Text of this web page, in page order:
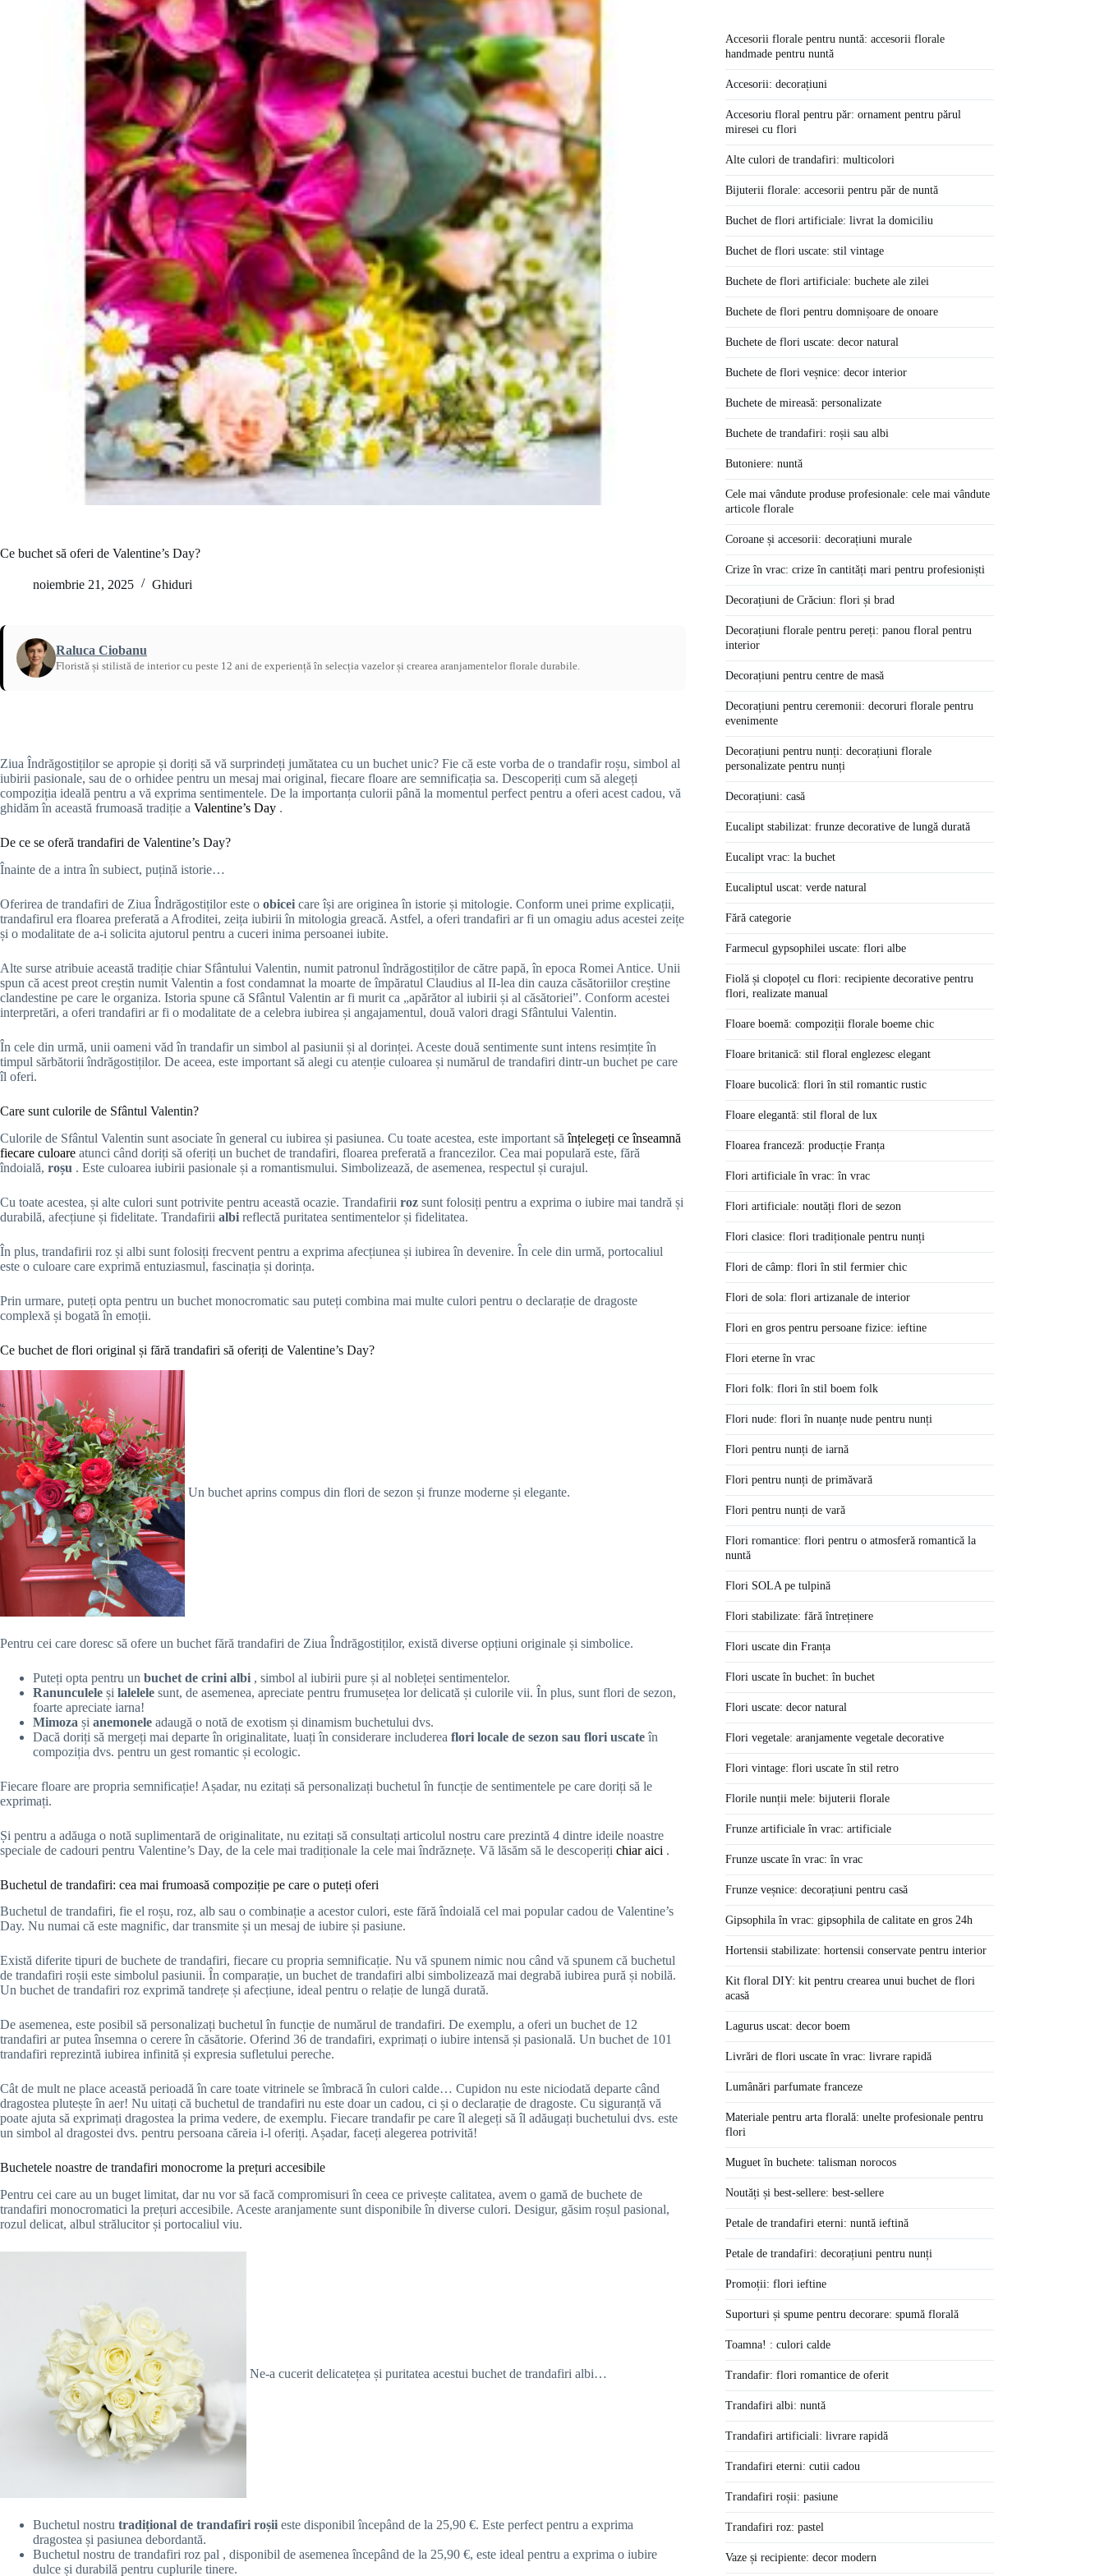
Ce buchet să oferi de Valentine’s Day?
noiembrie 21, 2025 Ghiduri
Raluca Ciobanu
Floristă și stilistă de interior cu peste 12 ani de experiență în selecția vazelor și crearea aranjamentelor florale durabile.
Ziua Îndrăgostiților se apropie și doriți să vă surprindeți jumătatea cu un buchet unic? Fie că este vorba de o trandafir roșu, simbol al
iubirii pasionale, sau de o orhidee pentru un mesaj mai original, fiecare floare are semnificația sa. Descoperiți cum să alegeți
compoziția ideală pentru a vă exprima sentimentele. De la importanța culorii până la momentul perfect pentru a oferi acest cadou, vă
ghidăm în această frumoasă tradiție a Valentine’s Day .
De ce se oferă trandafiri de Valentine’s Day?
Înainte de a intra în subiect, puțină istorie…
Oferirea de trandafiri de Ziua Îndrăgostiților este o obicei care își are originea în istorie și mitologie. Conform unei prime explicații,
trandafirul era floarea preferată a Afroditei, zeița iubirii în mitologia greacă. Astfel, a oferi trandafiri ar fi un omagiu adus acestei zeițe
și o modalitate de a-i solicita ajutorul pentru a cuceri inima persoanei iubite.
Alte surse atribuie această tradiție chiar Sfântului Valentin, numit patronul îndrăgostiților de către papă, în epoca Romei Antice. Unii
spun că acest preot creștin numit Valentin a fost condamnat la moarte de împăratul Claudius al II-lea din cauza căsătoriilor creștine
clandestine pe care le organiza. Istoria spune că Sfântul Valentin ar fi murit ca „apărător al iubirii și al căsătoriei”. Conform acestei
interpretări, a oferi trandafiri ar fi o modalitate de a celebra iubirea și angajamentul, două valori dragi Sfântului Valentin.
În cele din urmă, unii oameni văd în trandafir un simbol al pasiunii și al dorinței. Aceste două sentimente sunt intens resimțite în
timpul sărbătorii îndrăgostiților. De aceea, este important să alegi cu atenție culoarea și numărul de trandafiri dintr-un buchet pe care
îl oferi.
Care sunt culorile de Sfântul Valentin?
Culorile de Sfântul Valentin sunt asociate în general cu iubirea și pasiunea. Cu toate acestea, este important săînțelegeți ce înseamnă
fiecare culoare atunci când doriți să oferiți un buchet de trandafiri, floarea preferată a francezilor. Cea mai populară este, fără
îndoială, roșu . Este culoarea iubirii pasionale și a romantismului. Simbolizează, de asemenea, respectul și curajul.
Cu toate acestea, și alte culori sunt potrivite pentru această ocazie. Trandafirii roz sunt folosiți pentru a exprima o iubire mai tandră și
durabilă, afecțiune și fidelitate. Trandafirii albi reflectă puritatea sentimentelor și fidelitatea.
În plus, trandafirii roz și albi sunt folosiți frecvent pentru a exprima afecțiunea și iubirea în devenire. În cele din urmă, portocaliul
este o culoare care exprimă entuziasmul, fascinația și dorința.
Prin urmare, puteți opta pentru un buchet monocromatic sau puteți combina mai multe culori pentru o declarație de dragoste
complexă și bogată în emoții.
Ce buchet de flori original și fără trandafiri să oferiți de Valentine’s Day?
Un buchet aprins compus din flori de sezon și frunze moderne și elegante.
Pentru cei care doresc să ofere un buchet fără trandafiri de Ziua Îndrăgostiților, există diverse opțiuni originale și simbolice.
Puteți opta pentru un buchet de crini albi , simbol al iubirii pure și al nobleței sentimentelor.
Ranunculele și lalelele sunt, de asemenea, apreciate pentru frumusețea lor delicată și culorile vii. În plus, sunt flori de sezon,
foarte apreciate iarna!
Mimoza și anemonele adaugă o notă de exotism și dinamism buchetului dvs.
Dacă doriți să mergeți mai departe în originalitate, luați în considerare includerea flori locale de sezon sau flori uscateîn
compoziția dvs. pentru un gest romantic și ecologic.
Fiecare floare are propria semnificație! Așadar, nu ezitați să personalizați buchetul în funcție de sentimentele pe care doriți să le
exprimați.
Și pentru a adăuga o notă suplimentară de originalitate, nu ezitați să consultați articolul nostru care prezintă 4 dintre ideile noastre
speciale de cadouri pentru Valentine’s Day, de la cele mai tradiționale la cele mai îndrăznețe. Vă lăsăm să le descoperiți chiar aici .
Buchetul de trandafiri: cea mai frumoasă compoziție pe care o puteți oferi
Buchetul de trandafiri, fie el roșu, roz, alb sau o combinație a acestor culori, este fără îndoială cel mai popular cadou de Valentine’s
Day. Nu numai că este magnific, dar transmite și un mesaj de iubire și pasiune.
Există diferite tipuri de buchete de trandafiri, fiecare cu propria semnificație. Nu vă spunem nimic nou când vă spunem că buchetul
de trandafiri roșii este simbolul pasiunii. În comparație, un buchet de trandafiri albi simbolizează mai degrabă iubirea pură și nobilă.
Un buchet de trandafiri roz exprimă tandrețe și afecțiune, ideal pentru o relație de lungă durată.
De asemenea, este posibil să personalizați buchetul în funcție de numărul de trandafiri. De exemplu, a oferi un buchet de 12
trandafiri ar putea însemna o cerere în căsătorie. Oferind 36 de trandafiri, exprimați o iubire intensă și pasională. Un buchet de 101
trandafiri reprezintă iubirea infinită și expresia sufletului pereche.
Cât de mult ne place această perioadă în care toate vitrinele se îmbracă în culori calde… Cupidon nu este niciodată departe când
dragostea plutește în aer! Nu uitați că buchetul de trandafiri nu este doar un cadou, ci și o declarație de dragoste. Cu siguranță vă
poate ajuta să exprimați dragostea la prima vedere, de exemplu. Fiecare trandafir pe care îl alegeți să îl adăugați buchetului dvs. este
un simbol al dragostei dvs. pentru persoana căreia i-l oferiți. Așadar, faceți alegerea potrivită!
Buchetele noastre de trandafiri monocrome la prețuri accesibile
Pentru cei care au un buget limitat, dar nu vor să facă compromisuri în ceea ce privește calitatea, avem o gamă de buchete de
trandafiri monocromatici la prețuri accesibile. Aceste aranjamente sunt disponibile în diverse culori. Desigur, găsim roșul pasional,
rozul delicat, albul strălucitor și portocaliul viu.
Ne-a cucerit delicatețea și puritatea acestui buchet de trandafiri albi…
Buchetul nostru tradițional de trandafiri roșii este disponibil începând de la 25,90 €. Este perfect pentru a exprima
dragostea și pasiunea debordantă.
Buchetul nostru de trandafiri roz pal , disponibil de asemenea începând de la 25,90 €, este ideal pentru a exprima o iubire
dulce și durabilă pentru cuplurile tinere.
Accesorii florale pentru nuntă: accesorii florale
handmade pentru nuntă
Accesorii: decorațiuni
Accesoriu floral pentru păr: ornament pentru părul
miresei cu flori
Alte culori de trandafiri: multicolori
Bijuterii florale: accesorii pentru păr de nuntă
Buchet de flori artificiale: livrat la domiciliu
Buchet de flori uscate: stil vintage
Buchete de flori artificiale: buchete ale zilei
Buchete de flori pentru domnișoare de onoare
Buchete de flori uscate: decor natural
Buchete de flori veșnice: decor interior
Buchete de mireasă: personalizate
Buchete de trandafiri: roșii sau albi
Butoniere: nuntă
Cele mai vândute produse profesionale: cele mai vândute
articole florale
Coroane și accesorii: decorațiuni murale
Crize în vrac: crize în cantități mari pentru profesioniști
Decorațiuni de Crăciun: flori și brad
Decorațiuni florale pentru pereți: panou floral pentru
interior
Decorațiuni pentru centre de masă
Decorațiuni pentru ceremonii: decoruri florale pentru
evenimente
Decorațiuni pentru nunți: decorațiuni florale
personalizate pentru nunți
Decorațiuni: casă
Eucalipt stabilizat: frunze decorative de lungă durată
Eucalipt vrac: la buchet
Eucaliptul uscat: verde natural
Fără categorie
Farmecul gypsophilei uscate: flori albe
Fiolă și clopoțel cu flori: recipiente decorative pentru
flori, realizate manual
Floare boemă: compoziții florale boeme chic
Floare britanică: stil floral englezesc elegant
Floare bucolică: flori în stil romantic rustic
Floare elegantă: stil floral de lux
Floarea franceză: producție Franța
Flori artificiale în vrac: în vrac
Flori artificiale: noutăți flori de sezon
Flori clasice: flori tradiționale pentru nunți
Flori de câmp: flori în stil fermier chic
Flori de sola: flori artizanale de interior
Flori en gros pentru persoane fizice: ieftine
Flori eterne în vrac
Flori folk: flori în stil boem folk
Flori nude: flori în nuanțe nude pentru nunți
Flori pentru nunți de iarnă
Flori pentru nunți de primăvară
Flori pentru nunți de vară
Flori romantice: flori pentru o atmosferă romantică la
nuntă
Flori SOLA pe tulpină
Flori stabilizate: fără întreținere
Flori uscate din Franța
Flori uscate în buchet: în buchet
Flori uscate: decor natural
Flori vegetale: aranjamente vegetale decorative
Flori vintage: flori uscate în stil retro
Florile nunții mele: bijuterii florale
Frunze artificiale în vrac: artificiale
Frunze uscate în vrac: în vrac
Frunze veșnice: decorațiuni pentru casă
Gipsophila în vrac: gipsophila de calitate en gros 24h
Hortensii stabilizate: hortensii conservate pentru interior
Kit floral DIY: kit pentru crearea unui buchet de flori
acasă
Lagurus uscat: decor boem
Livrări de flori uscate în vrac: livrare rapidă
Lumânări parfumate franceze
Materiale pentru arta florală: unelte profesionale pentru
flori
Muguet în buchete: talisman norocos
Noutăți și best-sellere: best-sellere
Petale de trandafiri eterni: nuntă ieftină
Petale de trandafiri: decorațiuni pentru nunți
Promoții: flori ieftine
Suporturi și spume pentru decorare: spumă florală
Toamna! : culori calde
Trandafir: flori romantice de oferit
Trandafiri albi: nuntă
Trandafiri artificiali: livrare rapidă
Trandafiri eterni: cutii cadou
Trandafiri roșii: pasiune
Trandafiri roz: pastel
Vaze și recipiente: decor modern